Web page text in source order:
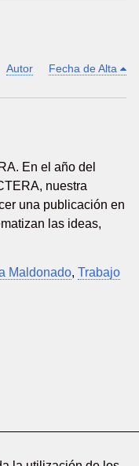
Autor Fecha de Alta
En el año del
nuestra
una publicación en
las ideas,
Maldonado,Trabajo